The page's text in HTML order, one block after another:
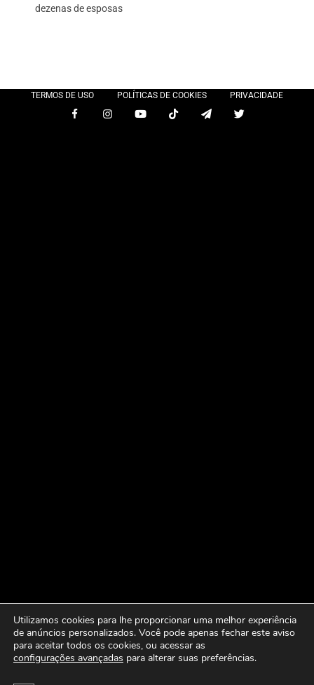
dezenas de esposas
TERMOS DE USO POLÍTICAS DE COOKIES PRIVACIDADE
Utilizamos cookies para lhe proporcionar uma melhor experiência
de anúncios personalizados. Você pode apenas fechar este aviso
para aceitar todos os cookies, ou acessar as
configurações avançadas para alterar suas preferências.